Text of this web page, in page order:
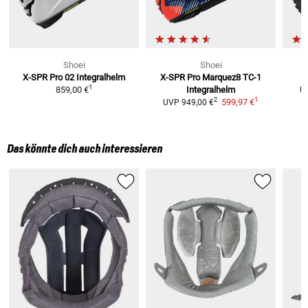
Shoei
X-SPR Pro 02 Integralhelm
859,00 €1
Shoei
X-SPR Pro Marquez8 TC-1
Integralhelm
UVP 949,00 €2 599,97 €1
Das könnte dich auch interessieren